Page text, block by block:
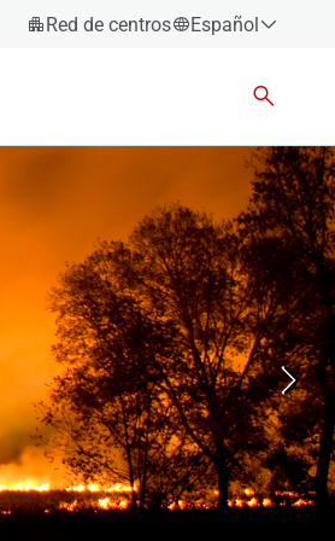
Red de centros
Español
Euskara
Valencià
English